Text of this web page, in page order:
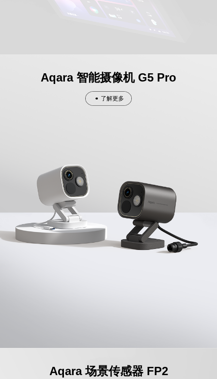
Aqara 智能摄像机 G5 Pro
了解更多
Aqara 场景传感器 FP2